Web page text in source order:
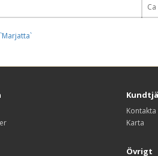
Kontakta
Karta
Övrigt